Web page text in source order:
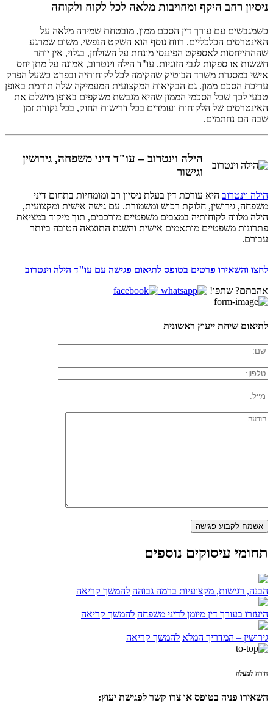
ניסיון רחב היקף ומחויבות מלאה לכל לקוח ולקוחה
כשמגבשים עם עורך דין הסכם ממון, מובטחת שמירה מלאה על
האינטרסים הכלכליים. רווח נוסף הוא השקט הנפשי, משום שמרגע
שההתייחסות לאספקט הפיננסי מונחת על השולחן, בגלוי, אין יותר
חששות או ספקות לגבי הזוגיות. עו"ד הילה וינטרוב, אמונה על מתן יחס
אישי במסגרת משרד הבוטיק שהקימה לכל לקוחותיה ובפרט כשעל הפרק
עריכת הסכם ממון. גם הבקיאות המקצועית המעמיקה שלה תורמת באופן
טבעי לכך שכל הסכמי הממון שהיא מגבשת משקפים באופן מושלם את
האינטרסים של הלקוחות ועומדים בכל דרישות החוק, בכל נקודת זמן
שבה הם נחתמים.
הילה וינטרוב – עו"ד דיני משפחה, גירושין
וגישור
הילה וינטרוב היא עורכת דין בעלת ניסיון רב ומומחיות בתחום דיני
משפחה, גירושין, חלוקת רכוש ומשמורת. עם גישה אישית ומקצועית,
הילה מלווה לקוחותיה במצבים משפטיים מורכבים, תוך מיקוד במציאת
פתרונות משפטיים מותאמים אישית והשגת התוצאה הטובה ביותר
עבורם.
לחצו והשאירו פרטים בטופס לתיאום פגישה עם עו"ד הילה וינטרוב
אהבתם? שתפו!
לתיאום שיחת ייעוץ ראשונית
תחומי עיסוקים נוספים
הבנה, רגישות, מקצועיות ברמה גבוהה להמשך קריאה
היעזרו בעורך דין מיומן לדיני משפחה להמשך קריאה
גירושין – המדריך המלא להמשך קריאה
חזרה למעלה
השאירו פניה בטופס או צרו קשר לפגישת יעוץ: